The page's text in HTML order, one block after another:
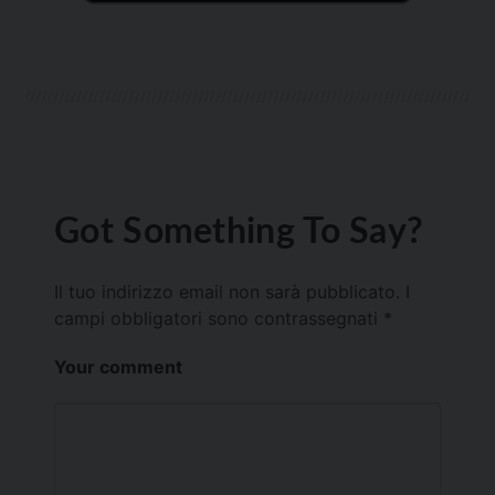
Got Something To Say?
Il tuo indirizzo email non sarà pubblicato.
campi obbligatori sono contrassegnati *
Your comment